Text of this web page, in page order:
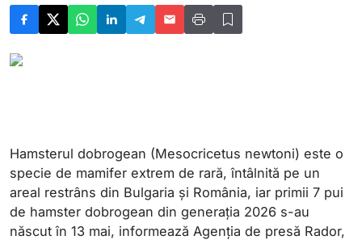
Hamsterul dobrogean (Mesocricetus newtoni) este o
specie de mamifer extrem de rară, întâlnită pe un
areal restrâns din Bulgaria și România, iar primii 7 pui
de hamster dobrogean din generația 2026 s-au
născut în 13 mai, informează Agenția de presă Rador,